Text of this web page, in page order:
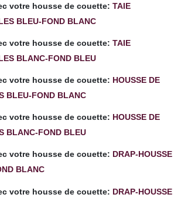
votre housse de couette: TAIE
BLEU-FOND BLANC
votre housse de couette: TAIE
BLANC-FOND BLEU
votre housse de couette: HOUSSE DE
BLEU-FOND BLANC
votre housse de couette: HOUSSE DE
BLANC-FOND BLEU
votre housse de couette: DRAP-HOUSSE
BLANC
votre housse de couette: DRAP-HOUSSE